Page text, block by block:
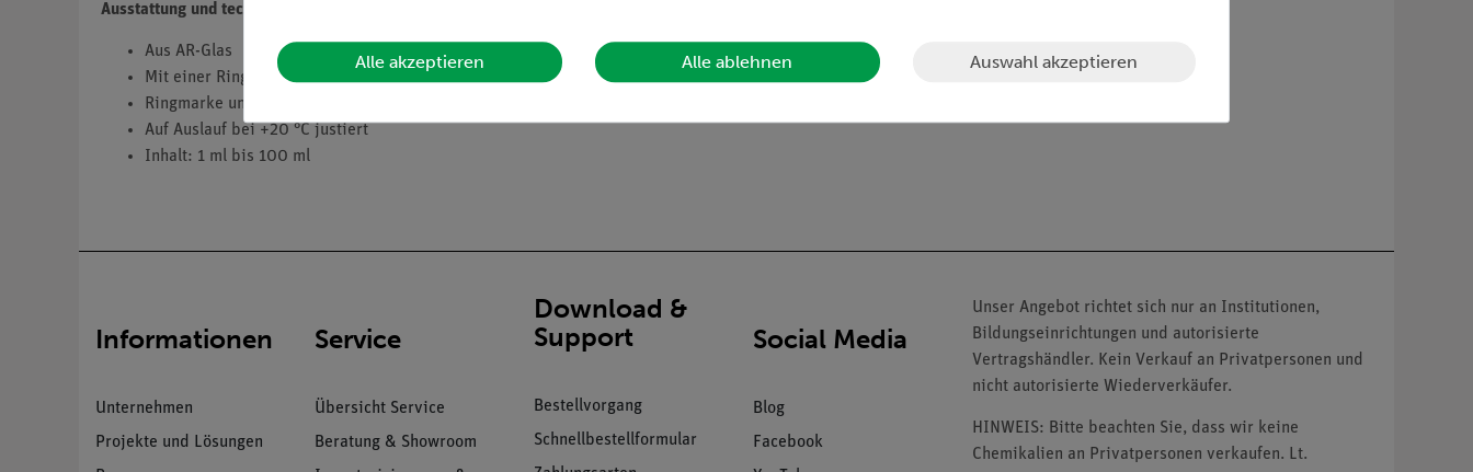
Ausstattung und technische Daten
Aus AR-Glas
Mit einer Ringmarke zum exakten Abmessen
Ringmarke und Beschrifftung in kontraststarker Farbe
Auf Auslauf bei +20 °C justiert
Inhalt: 1 ml bis 100 ml
Informationen
Unternehmen
Projekte und Lösungen
Service
Übersicht Service
Beratung & Showroom
Download &
Support
Bestellvorgang
Schnellbestellformular
Social Media
Blog
Facebook
Unser Angebot richtet sich nur an Institutionen,
Bildungseinrichtungen und autorisierte
Vertragshändler. Kein Verkauf an Privatpersonen und
nicht autorisierte Wiederverkäufer.
HINWEIS: Bitte beachten Sie, dass wir keine
Chemikalien an Privatpersonen verkaufen. Lt.
Alle akzeptieren Alle ablehnen Auswahl akzeptieren